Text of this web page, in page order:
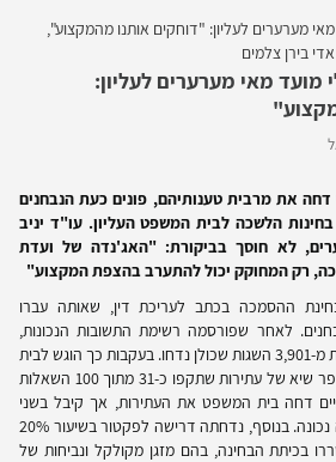
מועד מאי מערערים לעליון:
את מרבית טענותיהם, פונים כעת הנבחנים
הלשכה לבית המשפט העליון. עו"ד יניב
לא חוסך בביקורת: "האג'נדה של ועדת
רק המחוקק יכול להתערב בהצפת המקצוע"
ההסמכה בכתב לעריכת דין, שאותה עברו
מכלל הנבחנים. לאחר שפורסמה רשימת התשובות הנכונות,
הוגשו לוועדה הבוחנת לא פחות מ-3,901 השגות שכולן נדחו. בעקבות כך הוגש לבית
המשפט לעניינים מנהליים מספר שיא של עתירות שתקפו כ-31 מתוך 100 השאלות
דחה בית המשפט את העתירות, אך קיבל בשני
מקרים חלופה נוספת כתשובה נכונה. בנוסף, נדחתה דרישה לפקטור בשיעור 20%
בכיתת הבחינה, בהם מזגן מקולקל ונביחות של